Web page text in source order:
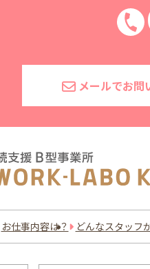
メールでお問
お仕事内容は？ どんなスタッフ